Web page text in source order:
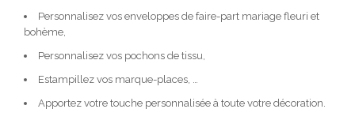
Personnalisez vos enveloppes de faire-part mariage fleuri et
bohème,
Personnalisez vos pochons de tissu,
Estampillez vos marque-places, …
Apportez votre touche personnalisée à toute votre décoration.